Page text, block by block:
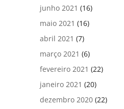
junho 2021 (16)
maio 2021 (16)
abril 2021 (7)
março 2021 (6)
fevereiro 2021 (22)
janeiro 2021 (20)
dezembro 2020 (22)